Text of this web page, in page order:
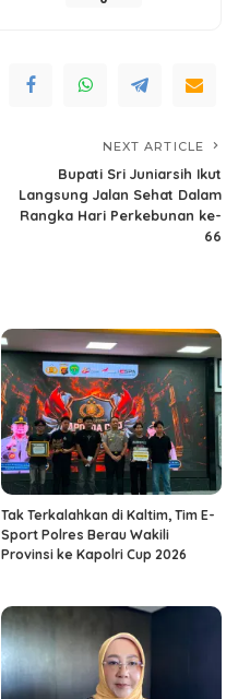
NEXT ARTICLE
Bupati Sri Juniarsih Ikut
Langsung Jalan Sehat Dalam
Rangka Hari Perkebunan ke-
66
Tak Terkalahkan di Kaltim, Tim E-
Sport Polres Berau Wakili
Provinsi ke Kapolri Cup 2026